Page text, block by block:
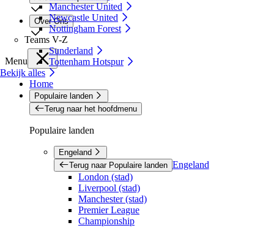
Manchester United
Newcastle United
Nottingham Forest
Teams V-Z
Sunderland
Tottenham Hotspur
Bekijk alles
Over Ons
Menu
Home
Populaire landen
Terug naar het hoofdmenu
Populaire landen
Engeland
Terug naar Populaire landen Engeland
London (stad)
Liverpool (stad)
Manchester (stad)
Premier League
Championship